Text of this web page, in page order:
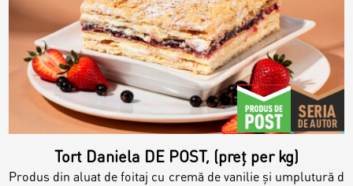
Tort Daniela DE POST, (preț per kg)
Produs din aluat de foitaj cu cremă de vanilie și umplutură d